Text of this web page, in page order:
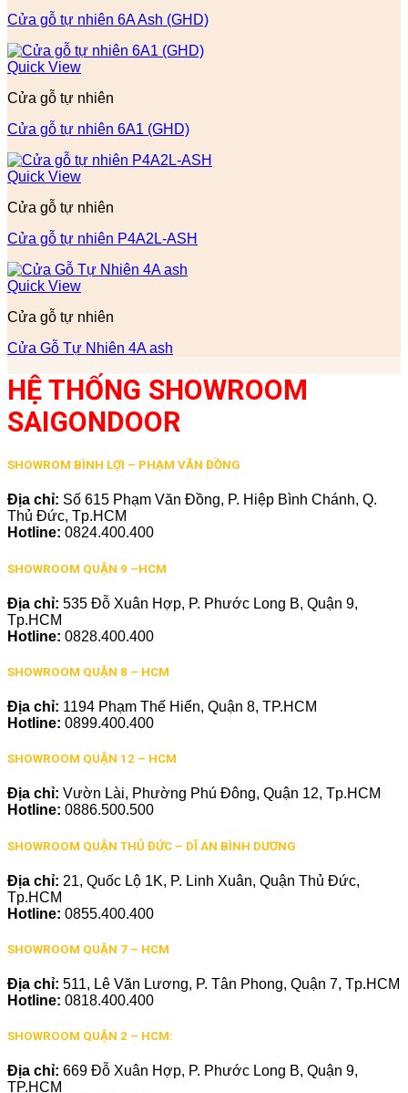
Cửa gỗ tự nhiên 6A Ash (GHD)
Quick View
Cửa gỗ tự nhiên
Cửa gỗ tự nhiên 6A1 (GHD)
Quick View
Cửa gỗ tự nhiên
Cửa gỗ tự nhiên P4A2L-ASH
Quick View
Cửa gỗ tự nhiên
Cửa Gỗ Tự Nhiên 4A ash
HỆ THỐNG SHOWROOM
SAIGONDOOR
SHOWROM BÌNH LỢI – PHẠM VĂN ĐỒNG
Địa chỉ: Số 615 Phạm Văn Đồng, P. Hiệp Bình Chánh, Q.
Thủ Đức, Tp.HCM
Hotline: 0824.400.400
SHOWROOM QUẬN 9 –HCM
Địa chỉ: 535 Đỗ Xuân Hợp, P. Phước Long B, Quận 9,
Tp.HCM
Hotline: 0828.400.400
SHOWROOM QUẬN 8 – HCM
Địa chỉ: 1194 Phạm Thế Hiển, Quận 8, TP.HCM
Hotline: 0899.400.400
SHOWROOM QUẬN 12 – HCM
Địa chỉ: Vườn Lài, Phường Phú Đông, Quận 12, Tp.HCM
Hotline: 0886.500.500
SHOWROOM QUẬN THỦ ĐỨC – DĨ AN BÌNH DƯƠNG
Địa chỉ: 21, Quốc Lộ 1K, P. Linh Xuân, Quận Thủ Đức,
Tp.HCM
Hotline: 0855.400.400
SHOWROOM QUẬN 7 – HCM
Địa chỉ: 511, Lê Văn Lương, P. Tân Phong, Quận 7, Tp.HCM
Hotline: 0818.400.400
SHOWROOM QUẬN 2 – HCM:
Địa chỉ: 669 Đỗ Xuân Hợp, P. Phước Long B, Quận 9,
TP.HCM